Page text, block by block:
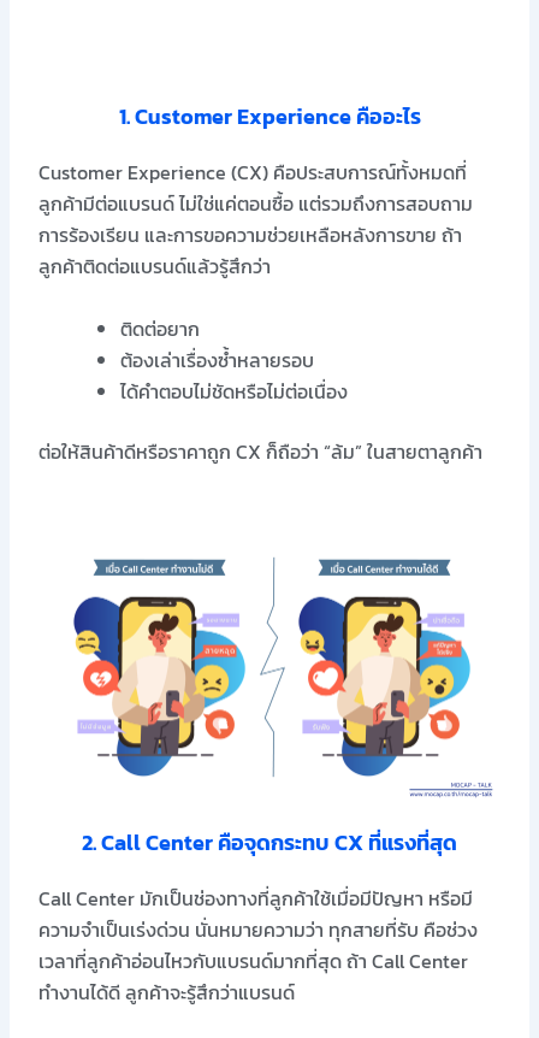
1. Customer Experience คืออะไร
Customer Experience (CX) คือประสบการณ์ทั้งหมดที่
ลูกค้ามีต่อแบรนด์ ไม่ใช่แค่ตอนซื้อ แต่รวมถึงการสอบถาม
การร้องเรียน และการขอความช่วยเหลือหลังการขายถ้า
ลูกค้าติดต่อแบรนด์แล้วรู้สึกว่า
ติดต่อยาก
ต้องเล่าเรื่องซ้ำหลายรอบ
ได้คำตอบไม่ชัดหรือไม่ต่อเนื่อง
ต่อให้สินค้าดีหรือราคาถูก CX ก็ถือว่า “ล้ม” ในสายตาลูกค้า
2. Call Center คือจุดกระทบ CX ที่แรงที่สุด
Call Center มักเป็นช่องทางที่ลูกค้าใช้เมื่อมีปัญหา หรือมี
ความจำเป็นเร่งด่วน นั่นหมายความว่า ทุกสายที่รับ คือช่วง
เวลาที่ลูกค้าอ่อนไหวกับแบรนด์มากที่สุด ถ้า Call Center
ทำงานได้ดี ลูกค้าจะรู้สึกว่าแบรนด์